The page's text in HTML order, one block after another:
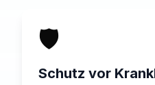
🛡️
Schutz vor